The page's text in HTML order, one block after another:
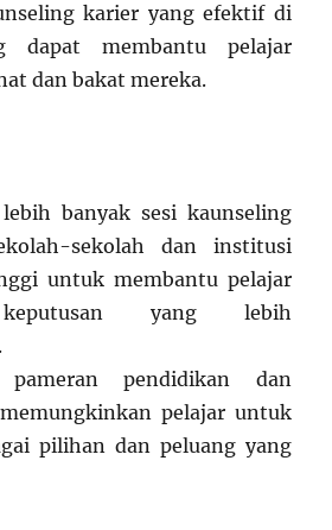
karier yang efektif di
dapat membantu pelajar
dan bakat mereka.
banyak sesi kaunseling
sekolah dan institusi
untuk membantu pelajar
yang lebih
pameran pendidikan dan
pelajar untuk
pilihan dan peluang yang